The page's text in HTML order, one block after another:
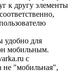
к другу элементы
удобно для
мобильным.
с
не "мобильная",